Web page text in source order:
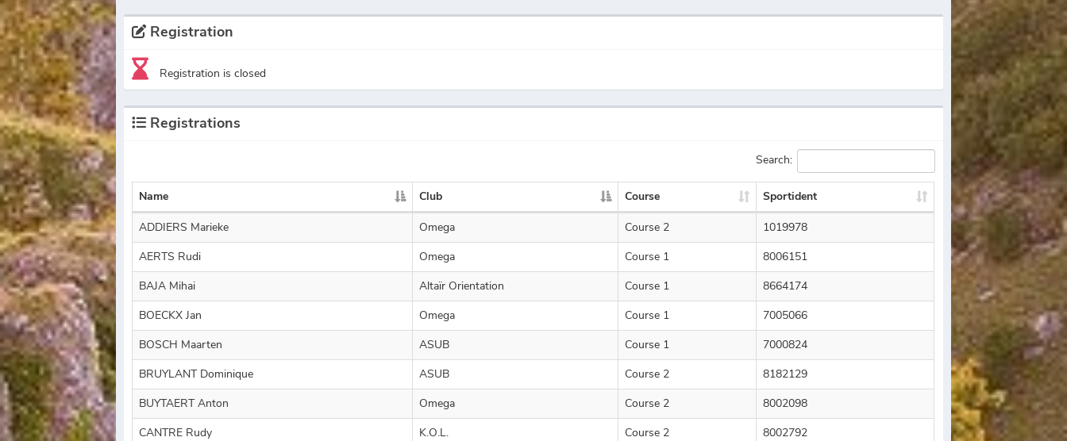
Registration
Registration is closed
Registrations
Search:
Name Club Course Sportident
ADDIERS Marieke Omega Course 2
1019978
AERTS Rudi
Omega Course 1
8006151
BAJA Mihai
Altaïr Orientation Course 1
8664174
BOECKX Jan
Omega Course 1
7005066
BOSCH Maarten
ASUB Course 1
7000824
BRUYLANT Dominique
ASUB Course 2
8182129
BUYTAERT Anton
Omega Course 2
8002098
CANTRE Rudy
K.O.L. Course 2
8002792